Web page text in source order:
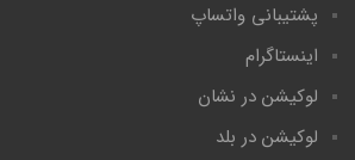
پشتیبانی واتساپ
اینستاگرام
لوکیشن در نشان
لوکیشن در بلد